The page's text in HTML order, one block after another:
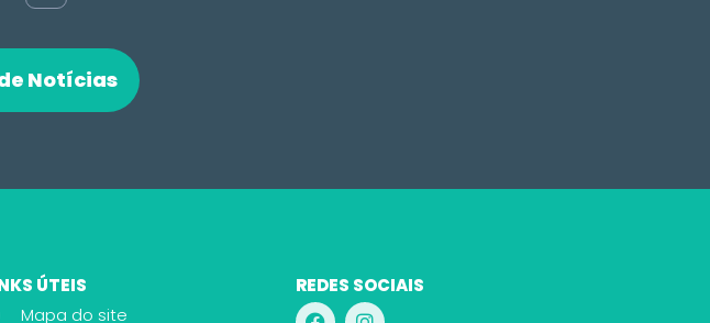
Notícias
ÚTEIS
Mapa do site
REDES SOCIAIS